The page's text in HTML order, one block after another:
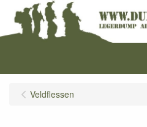
Veldflessen